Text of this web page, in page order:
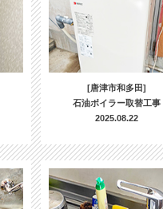
[唐津市和多田]
石油ボイラー取替工事
2025.08.22